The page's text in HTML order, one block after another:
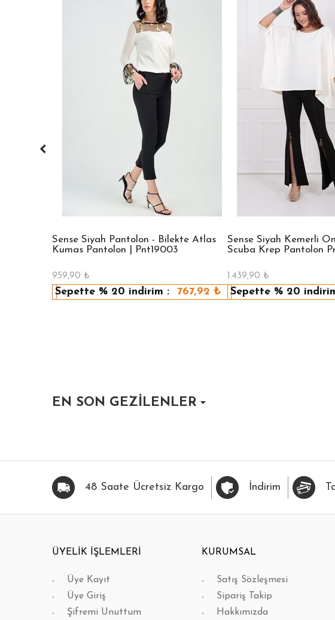
HIZLI BAK FAVORİLERİME EKLE HIZLI BAK
Sense Siyah Pantolon - Bilekte Atlas
Kumas Pantolon | Pnt19003
959,90 ₺
Sepette % 20 indirim : 767,92 ₺
FAVORİLERİME EKLE
Sense Siyah Kemerli
Scuba Krep Pantolon
1.439,90 ₺
Sepette % 20
EN SON GEZİLENLER
48 Saate Ücretsiz Kargo İndirim
ÜYELİK İŞLEMLERİ
Üye Kayıt
Üye Giriş
Şifremi Unuttum
KURUMSAL
Satış Sözleşmesi
Sipariş Takip
Hakkımızda